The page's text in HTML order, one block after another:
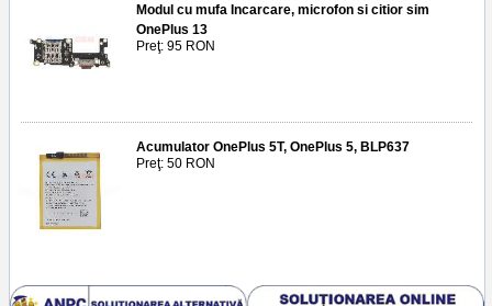
Modul cu mufa Incarcare, microfon si citior sim
OnePlus 13
Preţ: 95 RON
Acumulator OnePlus 5T, OnePlus 5, BLP637
Preţ: 50 RON